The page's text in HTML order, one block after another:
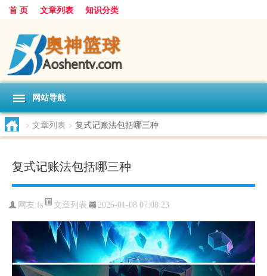
首 页 文章列表 知识分类
网站导航
> 文章列表 > 复式记账法包括哪三种
复式记账法包括哪三种
网友:fs 文章列表 2025-01-08 07:08:23